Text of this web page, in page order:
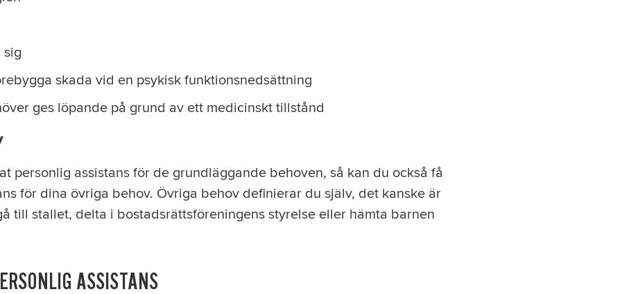
sig
skada vid en psykisk funktionsnedsättning
ges löpande på grund av ett medicinskt tillstånd
personlig assistans för de grundläggande behoven, så kan du också få
för dina övriga behov. Övriga behov definierar du själv, det kanske är
till stallet, delta i bostadsrättsföreningens styrelse eller hämta barnen
ASSISTANS